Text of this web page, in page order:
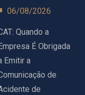
06/08/2026
Quando a
É Obrigada
Emitir a
de
de